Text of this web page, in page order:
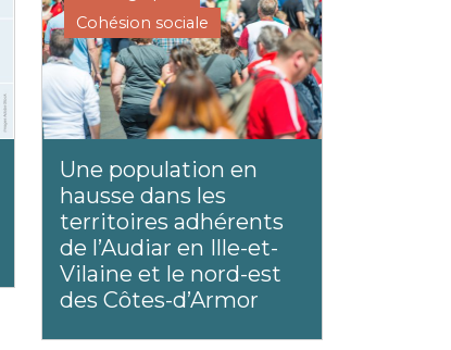
Cohésion sociale
Une population en
hausse dans les
territoires adhérents
de l’Audiar en Ille-et-
Vilaine et le nord-est
des Côtes-d’Armor